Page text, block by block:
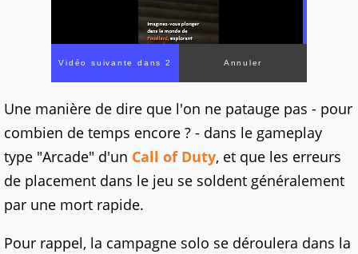
Une manière de dire que l'on ne patauge pas - pour
combien de temps encore ? - dans le gameplay
type "Arcade" d'un Call of Duty, et que les erreurs
de placement dans le jeu se soldent généralement
par une mort rapide.
Pour rappel, la campagne solo se déroulera dans la